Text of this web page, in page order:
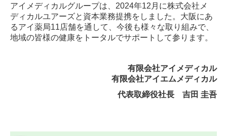
アイメディカルグループは、 2024年12月に株式会社メ
ディカルユアーズと資本業務提携をしました。 大阪にあ
るアイ薬局11店舗を通して、 今後も様々な取り組みで、
地域の皆様の健康をトータルでサポートして参ります。
有限会社アイメディカル
有限会社アイエムメディカル
代表取締役社長 吉田 圭吾